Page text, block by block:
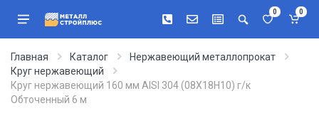
0 0
Главная Каталог
Нержавеющий металлопрокат
Круг нержавеющий
Круг нержавеющий 160 мм AISI 304 (08Х18Н10) г/к
Обточенный 6 м